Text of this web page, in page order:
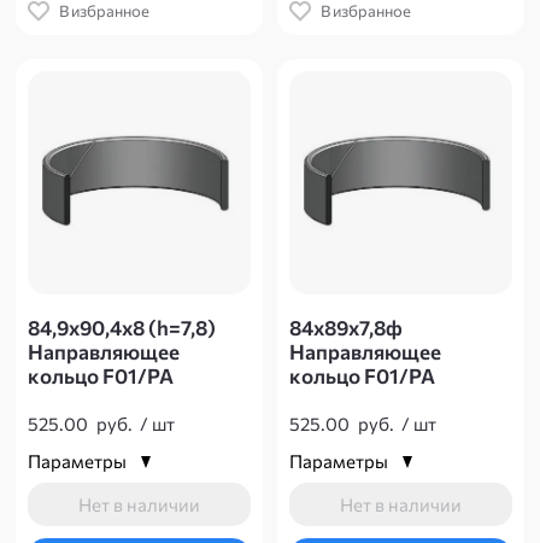
В избранное
В избранное
84,9х90,4х8 (h=7,8)
Направляющее
кольцо F01/PA
525.00 руб. / шт
Параметры
Нет в наличии
84х89х7,8ф
Направляющее
кольцо F01/PA
525.00 руб. / шт
Параметры
Нет в наличии